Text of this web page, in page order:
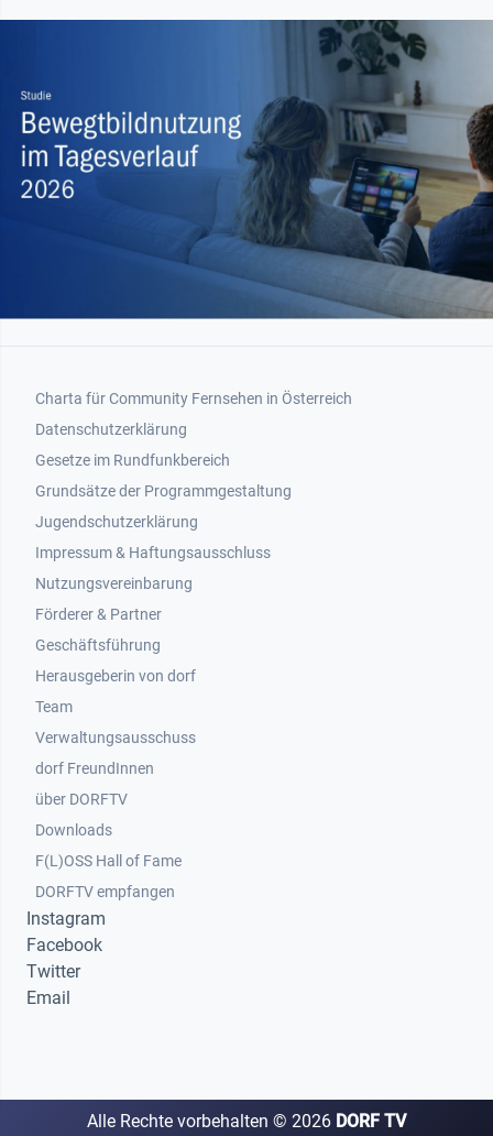
Footer 1
Charta für Community Fernsehen in Österreich
Datenschutzerklärung
Gesetze im Rundfunkbereich
Grundsätze der Programmgestaltung
Jugendschutzerklärung
Impressum & Haftungsausschluss
Nutzungsvereinbarung
Footer 2
Förderer & Partner
Geschäftsführung
Herausgeberin von dorf
Team
Verwaltungsausschuss
dorf FreundInnen
Footer 3
über DORFTV
Downloads
F(L)OSS Hall of Fame
Footer 4
DORFTV empfangen
Instagram
Facebook
Twitter
Email
Alle Rechte vorbehalten © 2026 DORF TV